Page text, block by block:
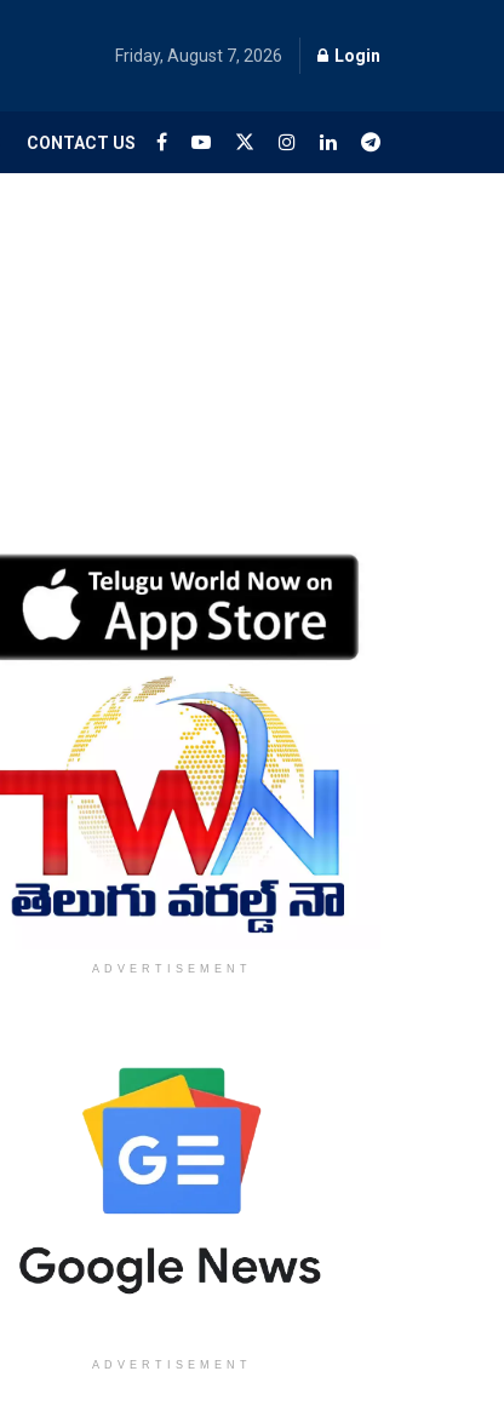
Friday, August 7, 2026 Login
CONTACT US
ADVERTISEMENT
ADVERTISEMENT